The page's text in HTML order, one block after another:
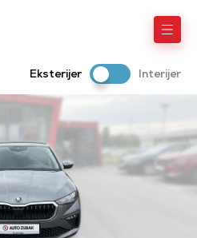
Eksterijer Interijer